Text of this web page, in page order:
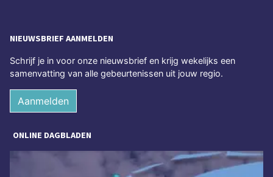
NIEUWSBRIEF AANMELDEN
Schrijf je in voor onze nieuwsbrief en krijg wekelijks een
samenvatting van alle gebeurtenissen uit jouw regio.
Aanmelden
ONLINE DAGBLADEN